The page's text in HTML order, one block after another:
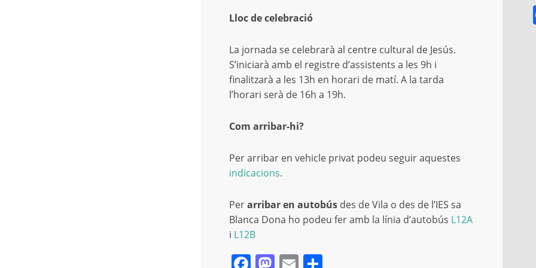
Lloc de celebració
La jornada se celebrarà al centre cultural de Jesús.
S’iniciarà amb el registre d’assistents a les 9h i
finalitzarà a les 13h en horari de matí. A la tarda
l’horari serà de 16h a 19h.
Com arribar-hi?
Per arribar en vehicle privat podeu seguir aquestes
indicacions.
Perarribar en autobús des de Vila o des de l’IES sa
Blanca Dona ho podeu fer amb la línia d’autobús L12A
i L12B